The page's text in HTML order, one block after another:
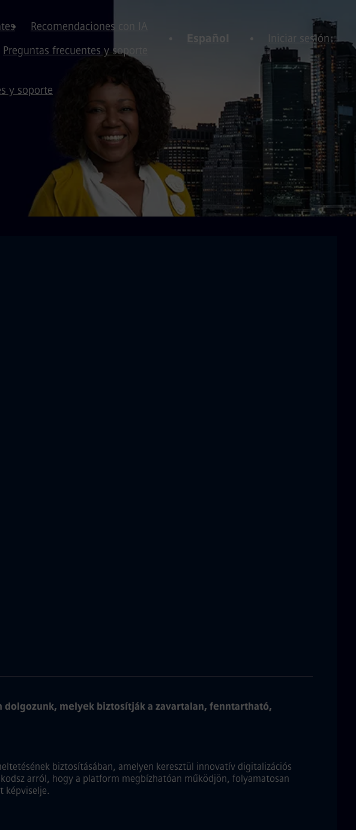
Recomendaciones con IA
Preguntas frecuentes y soporte
Español Iniciar sesión
y soporte
melyek biztosítják a zavartalan, fenntartható,
biztosításában, amelyen keresztül innovatív digitalizációs
arról, hogy a platform megbízhatóan működjön, folyamatosan
képviselje.